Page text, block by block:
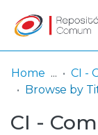
& Collections
Log
In
(current)
Home
Browse by
CI -